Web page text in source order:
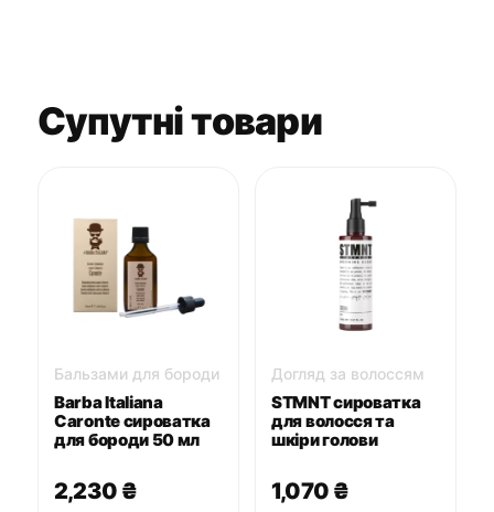
Супутні товари
Бальзами для бороди
Barba Italiana
Caronte сироватка
для бороди 50 мл
2,230 ₴
Догляд за волоссям
STMNT сироватка
для волосся та
шкіри голови
1,070 ₴